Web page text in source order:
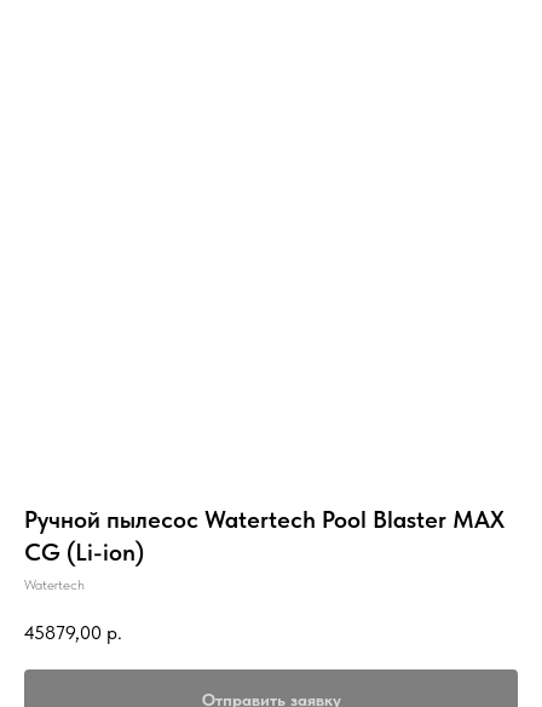
Ручной пылесос Watertech Pool Blaster MAX
CG (Li-ion)
Watertech
45879,00 р.
Отправить заявку